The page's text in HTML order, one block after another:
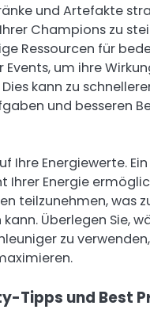
und Artefakte
Champions zu
Ressourcen für
um ihre
kann zu
und besseren
Ihre Energiewerte.
Ihrer Energie
teilzunehmen, was
Überlegen Sie,
zu
Tipps und Best